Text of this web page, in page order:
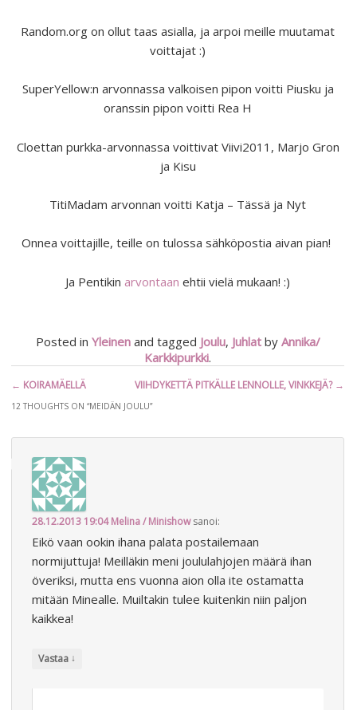
Random.org on ollut taas asialla, ja arpoi meille muutamat
voittajat :)
SuperYellow:n arvonnassa valkoisen pipon voitti Piusku ja
oranssin pipon voitti Rea H
Cloettan purkka-arvonnassa voittivat Viivi2011, Marjo Gron
ja Kisu
TitiMadam arvonnan voitti Katja – Tässä ja Nyt
Onnea voittajille, teille on tulossa sähköpostia aivan pian!
Ja Pentikin arvontaan ehtii vielä mukaan! :)
Posted in Yleinenand tagged Joulu, Juhlatby Annika/
Karkkipurkki.
Artikkelien
selaus
← KOIRAMÄELLÄ VIIHDYKETTÄ PITKÄLLE LENNOLLE, VINKKEJÄ? →
12 THOUGHTS ON “MEIDÄN JOULU”
28.12.2013 19:04 Melina / Minishow sanoi:
Eikö vaan ookin ihana palata postailemaan
normijuttuja! Meilläkin meni joululahjojen määrä ihan
överiksi, mutta ens vuonna aion olla ite ostamatta
mitään Minealle. Muiltakin tulee kuitenkin niin paljon
kaikkea!
Vastaa ↓